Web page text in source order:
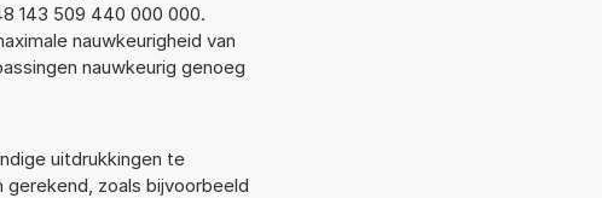
143 509 440 000 000.
nauwkeurigheid van
nauwkeurig genoeg
uitdrukkingen te
zoals bijvoorbeeld